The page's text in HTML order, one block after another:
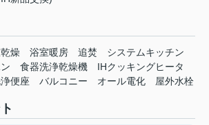
燥 浴室暖房 追焚
システムキッチン
食器洗浄乾燥機
IHクッキングヒータ
便座 バルコニー オール電化 屋外水栓